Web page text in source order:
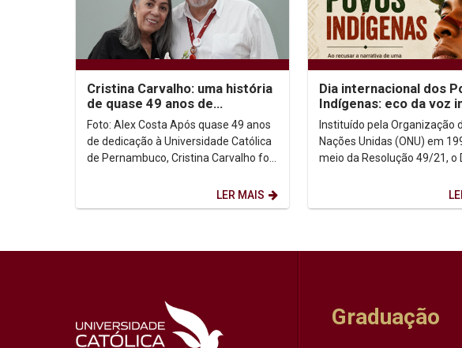
Cristina Carvalho: uma história
de quase 49 anos de
dedicação à Unicap
Foto: Alex Costa Após quase 49 anos
de dedicação à Universidade Católica
de Pernambuco, Cristina Carvalho foi
LER MAIS
Dia internacional dos
Indígenas: eco da voz
no contexto urbano
Instituído pela Organização
Nações Unidas (ONU) em
meio da Resolução 49/21, o
de agosto) firma-se como...
Graduação